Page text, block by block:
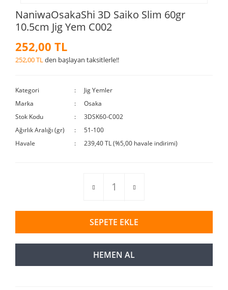
NaniwaOsakaShi 3D Saiko Slim 60gr
10.5cm Jig Yem C002
252,00 TL
252,00 TLden başlayan taksitlerle!!
Kategori
Jig Yemler
Marka
Osaka
Stok Kodu
3DSK60-C002
Ağırlık Aralığı (gr)
51-100
Havale
239,40 TL (%5,00 havale indirimi)
SEPETE EKLE
HEMEN AL